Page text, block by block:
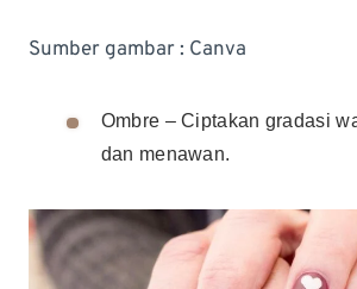
Sumber gambar : Canva
Ombre – Ciptakan gradasi
dan menawan.